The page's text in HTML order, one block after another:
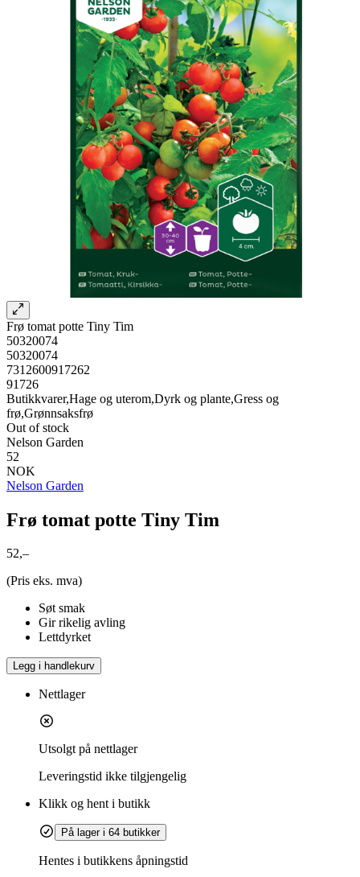
Frø tomat potte Tiny Tim
50320074
50320074
7312600917262
91726
Butikkvarer,Hage og uterom,Dyrk og plante,Gress og
frø,Grønnsaksfrø
Out of stock
Nelson Garden
52
NOK
Nelson Garden
Frø tomat potte Tiny Tim
52,–
(Pris eks. mva)
Søt smak
Gir rikelig avling
Lettdyrket
Legg i handlekurv
Nettlager
Utsolgt på nettlager
Leveringstid ikke tilgjengelig
Klikk og hent i butikk
På lager i 64 butikker
Hentes i butikkens åpningstid